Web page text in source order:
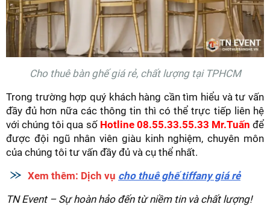
Cho thuê bàn ghế giá rẻ, chất lượng tại TPHCM
Trong trường hợp quý khách hàng cần tìm hiểu và tư vấn
đầy đủ hơn nữa các thông tin thì có thể trực tiếp liên hệ
với chúng tôi qua số Hotline 08.55.33.55.33 Mr.Tuấn để
được đội ngũ nhân viên giàu kinh nghiệm, chuyên môn
của chúng tôi tư vấn đầy đủ và cụ thể nhất.
Xem thêm: Dịch vụ cho thuê ghế tiffany giá rẻ
TN Event – Sự hoàn hảo đến từ niềm tin và chất lượng!